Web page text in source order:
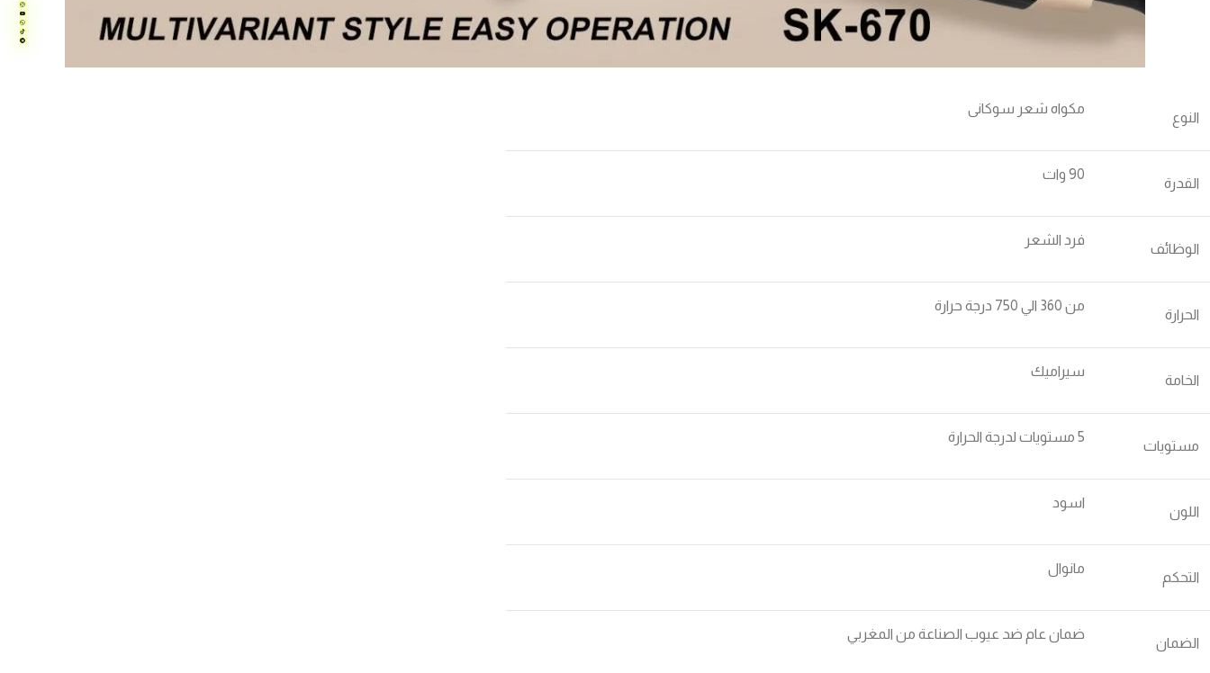
النوع
مكواه شعر سوكانى
القدرة
90 وات
الوظائف
فرد الشعر
الحرارة
من 360 الي 750 درجة حرارة
الخامة
سيراميك
مستويات
5 مستويات لدرجة الحرارة
اللون
اسود
التحكم
مانوال
الضمان
ضمان عام ضد عيوب الصناعة من المغربي